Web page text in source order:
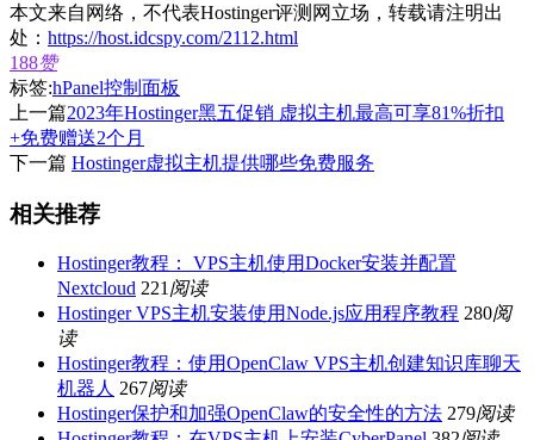
本文来自网络，不代表Hostinger评测网立场，转载请注明出
处： https://host.idcspy.com/2112.html
188赞
标签:hPanel控制面板
上一篇2023年Hostinger黑五促销 虚拟主机最高可享81%折扣
+免费赠送2个月
下一篇 Hostinger虚拟主机提供哪些免费服务
相关推荐
Hostinger教程： VPS主机使用Docker安装并配置
Nextcloud 221 阅读
Hostinger VPS主机安装使用Node.js应用程序教程 280阅
读
Hostinger教程：使用OpenClaw VPS主机创建知识库聊天
机器人 267阅读
Hostinger保护和加强OpenClaw的安全性的方法 279阅读